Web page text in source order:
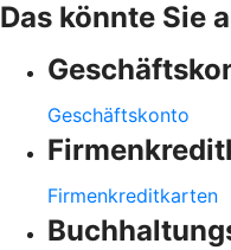
Das könnte Sie
Geschäftskonto
Firmenkreditkarten